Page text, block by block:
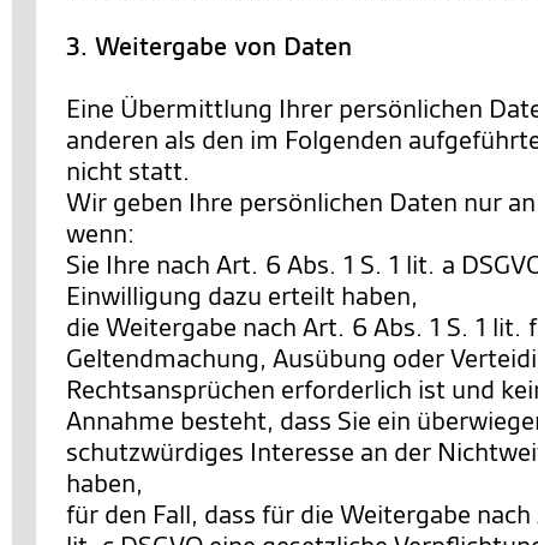
3. Weitergabe von Daten
Eine Übermittlung Ihrer persönlichen
anderen als den im Folgenden
nicht statt.
Wir geben Ihre persönlichen Daten nur
wenn:
Sie Ihre nach Art. 6 Abs. 1 S. 1 lit. a
Einwilligung dazu erteilt haben,
die Weitergabe nach Art. 6 Abs. 1 S. 1 lit.
Geltendmachung, Ausübung oder
Rechtsansprüchen erforderlich ist und
Annahme besteht, dass Sie ein
schutzwürdiges Interesse an der
haben,
für den Fall, dass für die Weitergabe nach